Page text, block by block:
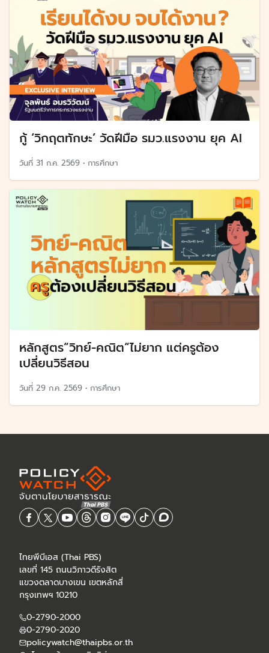
กู้ ‘วิกฤตทักษะ’ วัดฝีมือ รมว.แรงงาน ยุค AI
วันที่ 31 ก.ค. 2569 • การศึกษา
หลักสูตร“วิทย์-คณิต“ไม่ยาก แต่ครูต้อง
เปลี่ยนวิธีสอน
วันที่ 29 ก.ค. 2569 • การศึกษา
ไทยพีบีเอส (Thai PBS)
เลขที่ 145 ถนนวิภาวดีรังสิต
แขวงตลาดบางเขน เขตหลักสี่
กรุงเทพฯ 10210
0-2790-2000
0-2790-2020
policywatch@thaipbs.or.th